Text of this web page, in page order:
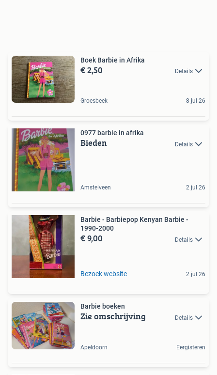
Boek Barbie in Afrika
€ 2,50 Details
Groesbeek 8 jul 26
0977 barbie in afrika
Bieden Details
Amstelveen 2 jul 26
Barbie - Barbiepop Kenyan Barbie -
1990-2000
€ 9,00 Details
Bezoek website 2 jul 26
Barbie boeken
Zie omschrijving Details
Apeldoorn Eergisteren